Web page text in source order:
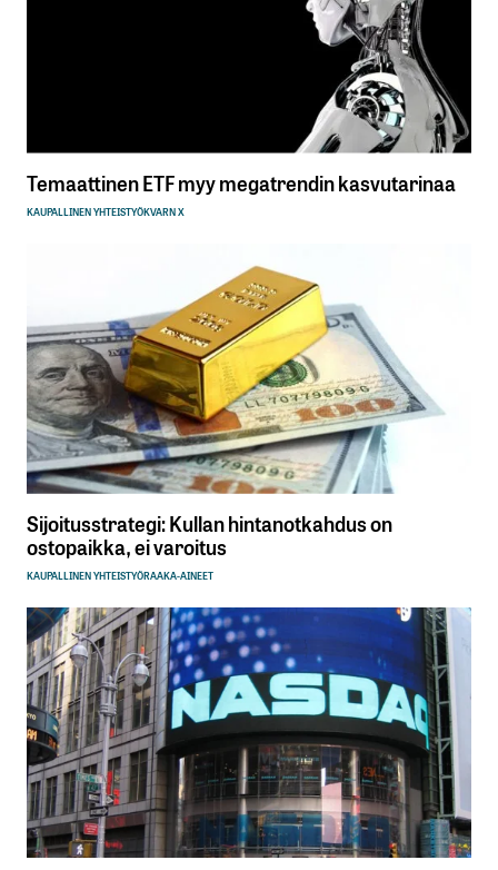
Temaattinen ETF myy megatrendin kasvutarinaa
KAUPALLINEN YHTEISTYÖKVARN X
Sijoitusstrategi: Kullan hintanotkahdus on
ostopaikka, ei varoitus
KAUPALLINEN YHTEISTYÖRAAKA-AINEET